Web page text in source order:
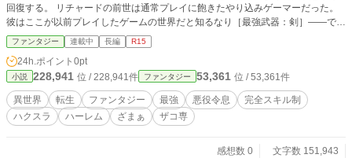
回復する。 リチャードの前世は通常プレイに飽きたやり込みゲーマーだった。
彼はここが以前プレイしたゲームの世界だと知るなり［最強武器：剣］――では
なく［ネタ武器：トイレのスッポン］を握った。 「これに決めた！！」 彼は貴
族の地位を捨てて屋敷を飛び出すと、［トイレのスッポン］スキルを極めんと、
超効率レベリングを開始する。 彼の望みはただ一つ。通常プレイから逸脱した
新鮮な体験をすることだ。 ［トイレのスッポン］は彼のその望みに応え、やが
て超火力のレーザービームを放ったり、キュッポッと吸った相手の精神を崩壊さ
せる、えげつない変態武器となってゆく。 しかし異常成長してゆくリチャード
はまだ知らない。かつて共に戦った仲間の中に、己に呪いの魔剣を握らせた黒幕
ファンタジー 連載中 長編 R15
24h.ポイント 0pt
小説 228,941 位 / 228,941件 ファンタジー 53,361 位 / 53,361件
異世界 転生 ファンタジー 最強 悪役令息
完全スキル制
ハクスラ
ハーレム ざまぁ ザコ専
感想数 0
文字数 151,943